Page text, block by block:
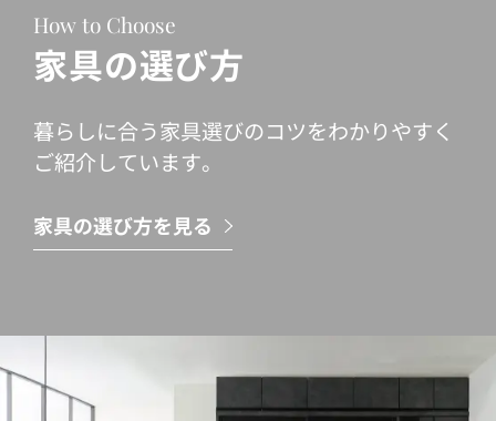
How to Choose
家具の選び方
暮らしに合う家具選びのコツをわかりやすく
ご紹介しています。
家具の選び方を見る